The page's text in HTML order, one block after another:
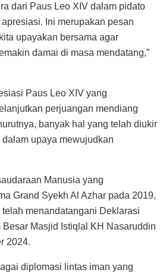
dari Paus Leo XIV dalam pidato
Ini merupakan pesan
upayakan bersama agar
damai di masa mendatang,”
Paus Leo XIV yang
perjuangan mendiang
banyak hal yang telah diukir
upaya mewujudkan
Manusia yang
Grand Syekh Al Azhar pada 2019,
menandatangani Deklarasi
Besar Masjid Istiqlal KH Nasaruddin
2024.
diplomasi lintas iman yang